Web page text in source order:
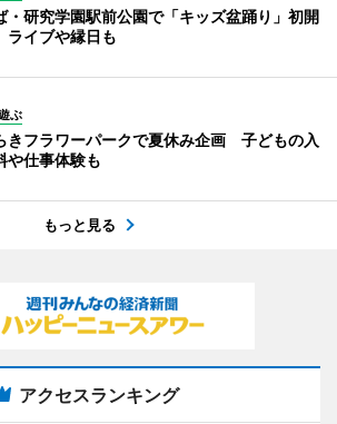
・研究学園駅前公園で「キッズ盆踊り」初開
イブや縁日も
ぶ
きフラワーパークで夏休み企画 子どもの入
や仕事体験も
もっと見る
アクセスランキング